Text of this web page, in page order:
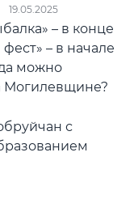
19.05.2025
– в конце
– в начале
можно
Могилевщине?
с